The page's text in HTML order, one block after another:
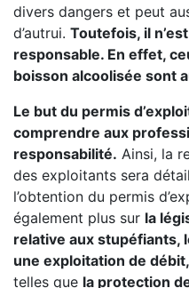
divers dangers et peut
d’autrui. Toutefois, il
responsable. En effet,
boisson alcoolisée sont
Le but du permis
comprendre aux
responsabilité. Ainsi, la
des exploitants sera
l’obtention du permis
également plus sur la
relative aux stupéfiants,
une exploitation de
telles que la protection